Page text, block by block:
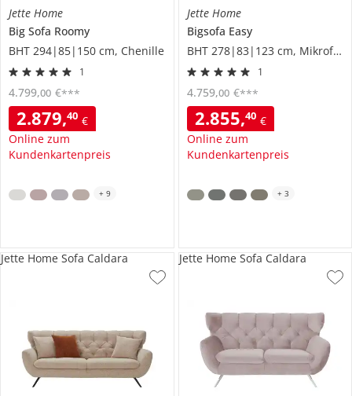
Jette Home
Big Sofa Roomy
BHT 294|85|150 cm, Chenille
1
2.879,40 €
Online zum
Kundenkartenpreis
4.799,00 €***
+ 9
Jette Home
Bigsofa Easy
BHT 278|83|123 cm, Mikrofaser
1
2.855,40 €
Online zum
Kundenkartenpreis
4.759,00 €***
+ 3
Jette Home Sofa Caldara Jette Home Sofa Caldara